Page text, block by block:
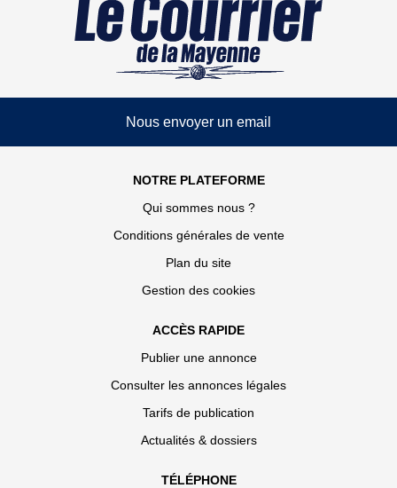
Nous envoyer un email
NOTRE PLATEFORME
Qui sommes nous ?
Conditions générales de vente
Plan du site
Gestion des cookies
ACCÈS RAPIDE
Publier une annonce
Consulter les annonces légales
Tarifs de publication
Actualités & dossiers
TÉLÉPHONE